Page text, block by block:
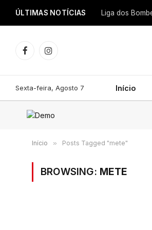
ÚLTIMAS NOTÍCIAS
FacebookInstagram
Sexta-feira, Agosto 7 Início
Início » Posts Tagged "mete"
BROWSING: METE